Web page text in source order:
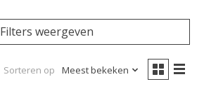
Filters weergeven
Sorteren op Meest bekeken